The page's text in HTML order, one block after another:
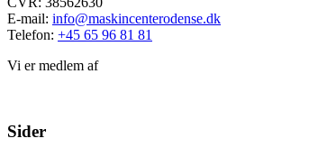
E-mail: info@maskincenterodense.dk
Telefon: +45 65 96 81 81
Vi er medlem af
Sider